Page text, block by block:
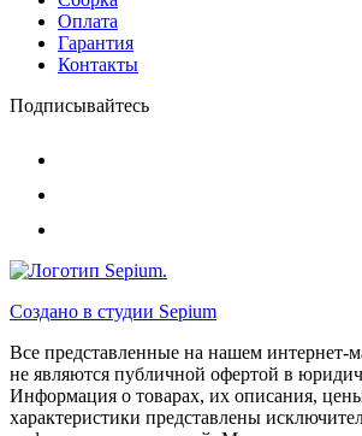
Оплата
Гарантия
Контакты
Подписывайтесь
Создано в студии Sepium
Все представленные на нашем интернет-
не являются публичной офертой в
Информация о товарах, их описания,
характеристики представлены